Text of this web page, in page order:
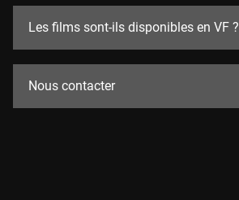
Les films sont-ils disponibles en VF ?
Nous contacter